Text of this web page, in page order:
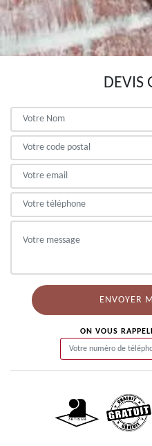
DEVIS
ON VOUS